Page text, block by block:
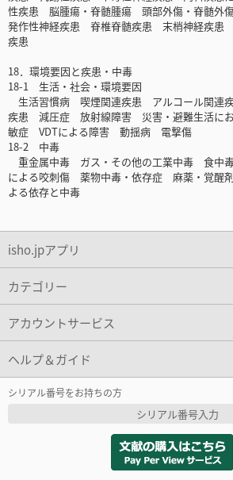
性疾患 脳腫瘍・脊髄腫瘍 頭部外傷・脊髄外
発作性神経疾患 脊椎脊髄疾患 末梢神経疾
疾患
18．環境要因と疾患・中毒
18-1 生活・社会・環境要因
生活習慣病 喫煙関連疾患 アルコール関連
疾患 減圧症 放射線障害 災害・避難生活に
敏症 VDTによる障害 動揺病 電撃傷
18-2 中毒
重金属中毒 ガス・その他の工業中毒 食
による咬刺傷 薬物中毒・依存症 麻薬・覚醒
よる依存と中毒
isho.jpアプリ
カテゴリー
アカウントサービス
ヘルプ＆ガイド
シリアル番号をお持ちの方
シリアル番号入力